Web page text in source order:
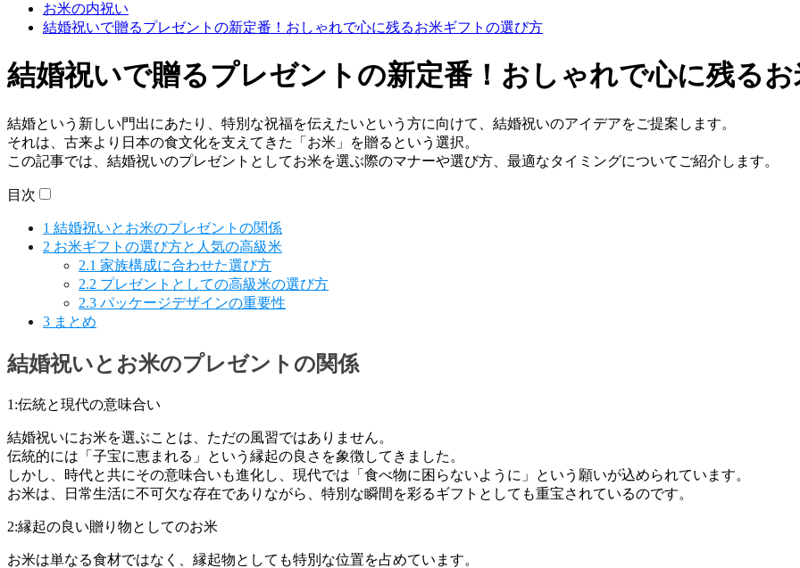
お米の内祝い
結婚祝いで贈るプレゼントの新定番！おしゃれで心に残るお米ギフトの選び方
結婚祝いで贈るプレゼントの新定番！おしゃれで心に残る
結婚という新しい門出にあたり、特別な祝福を伝えたいという方に向けて、結婚祝いのアイデアをご提案します。
それは、古来より日本の食文化を支えてきた「お米」を贈るという選択。
この記事では、結婚祝いのプレゼントとしてお米を選ぶ際のマナーや選び方、最適なタイミングについてご紹介します。
目次
1 結婚祝いとお米のプレゼントの関係
2 お米ギフトの選び方と人気の高級米
2.1 家族構成に合わせた選び方
2.2 プレゼントとしての高級米の選び方
2.3 パッケージデザインの重要性
3 まとめ
結婚祝いとお米のプレゼントの関係
1:伝統と現代の意味合い
結婚祝いにお米を選ぶことは、ただの風習ではありません。
伝統的には「子宝に恵まれる」という縁起の良さを象徴してきました。
しかし、時代と共にその意味合いも進化し、現代では「食べ物に困らないように」という願いが込められています。
お米は、日常生活に不可欠な存在でありながら、特別な瞬間を彩るギフトとしても重宝されているのです。
2:縁起の良い贈り物としてのお米
お米は単なる食材ではなく、縁起物としても特別な位置を占めています。